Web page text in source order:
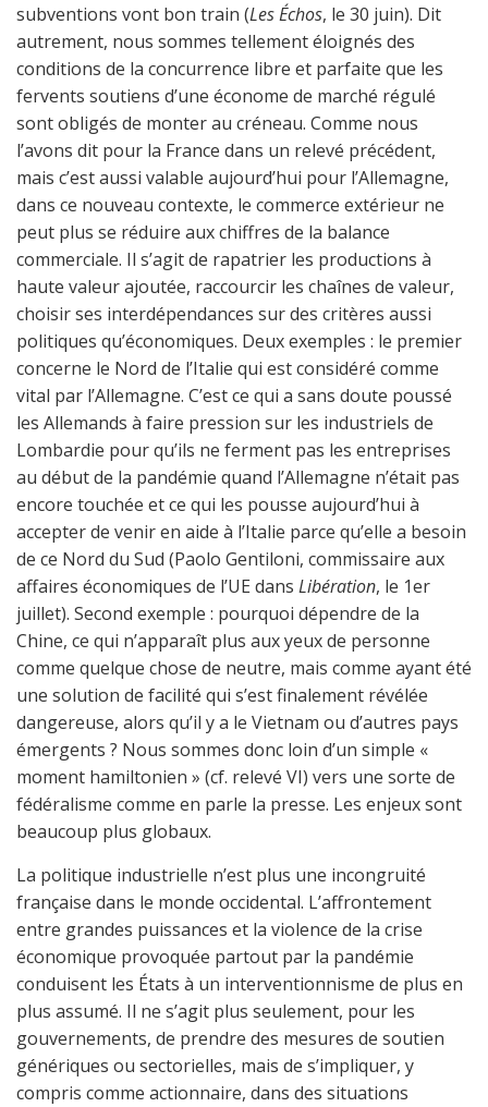
subventions vont bon train (Les Échos, le 30 juin). Dit
autrement, nous sommes tellement éloignés des
conditions de la concurrence libre et parfaite que les
fervents soutiens d’une économe de marché régulé
sont obligés de monter au créneau. Comme nous
l’avons dit pour la France dans un relevé précédent,
mais c’est aussi valable aujourd’hui pour l’Allemagne,
dans ce nouveau contexte, le commerce extérieur ne
peut plus se réduire aux chiffres de la balance
commerciale. Il s’agit de rapatrier les productions à
haute valeur ajoutée, raccourcir les chaînes de valeur,
choisir ses interdépendances sur des critères aussi
politiques qu’économiques. Deux exemples : le premier
concerne le Nord de l’Italie qui est considéré comme
vital par l’Allemagne. C’est ce qui a sans doute poussé
les Allemands à faire pression sur les industriels de
Lombardie pour qu’ils ne ferment pas les entreprises
au début de la pandémie quand l’Allemagne n’était pas
encore touchée et ce qui les pousse aujourd’hui à
accepter de venir en aide à l’Italie parce qu’elle a besoin
de ce Nord du Sud (Paolo Gentiloni, commissaire aux
affaires économiques de l’UE dans Libération, le 1er
juillet). Second exemple : pourquoi dépendre de la
Chine, ce qui n’apparaît plus aux yeux de personne
comme quelque chose de neutre, mais comme ayant été
une solution de facilité qui s’est finalement révélée
dangereuse, alors qu’il y a le Vietnam ou d’autres pays
émergents ? Nous sommes donc loin d’un simple «
moment hamiltonien » (cf. relevé VI) vers une sorte de
fédéralisme comme en parle la presse. Les enjeux sont
beaucoup plus globaux.
La politique industrielle n’est plus une incongruité
française dans le monde occidental. L’affrontement
entre grandes puissances et la violence de la crise
économique provoquée partout par la pandémie
conduisent les États à un interventionnisme de plus en
plus assumé. Il ne s’agit plus seulement, pour les
gouvernements, de prendre des mesures de soutien
génériques ou sectorielles, mais de s’impliquer, y
compris comme actionnaire, dans des situations